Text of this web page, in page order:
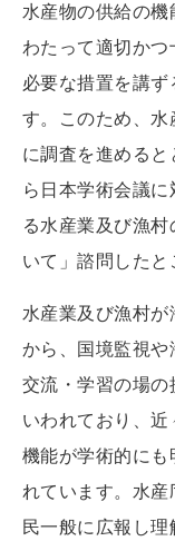
水産物の供給の
わたって適切かつ
必要な措置を講
す。このため、
に調査を進める
ら日本学術会議
る水産業及び漁
いて」諮問したと
水産業及び漁村
から、国境監視や
交流・学習の場
いわれており、
機能が学術的に
れています。水
民一般に広報し